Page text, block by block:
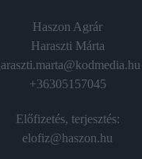
Haszon Agrár
Haraszti Márta
+36305157045
Előfizetés, terjesztés:
elofiz@haszon.hu